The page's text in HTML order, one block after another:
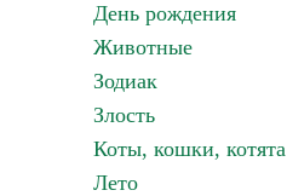
День рождения
Животные
Зодиак
Злость
Коты, кошки, котята
Лето